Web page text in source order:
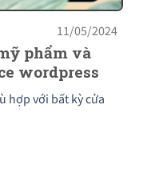
11/05/2024
phẩm và
wordpress
hợp với bất kỳ cửa